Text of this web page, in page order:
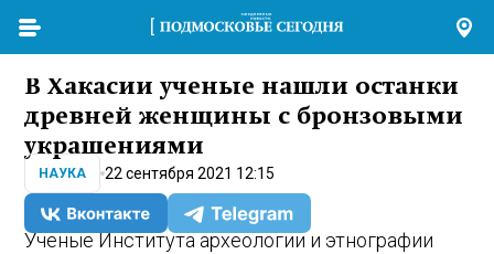
В Хакасии ученые нашли останки
древней женщины с бронзовыми
украшениями
НАУКА 22 сентября 2021 12:15
Ученые Института археологии и этнографии